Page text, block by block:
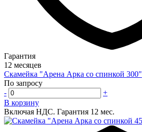
Гарантия
12 месяцев
Скамейка "Арена Арка со спинкой 300"
По запросу
-
+
В корзину
Включая НДС. Гарантия 12 мес.